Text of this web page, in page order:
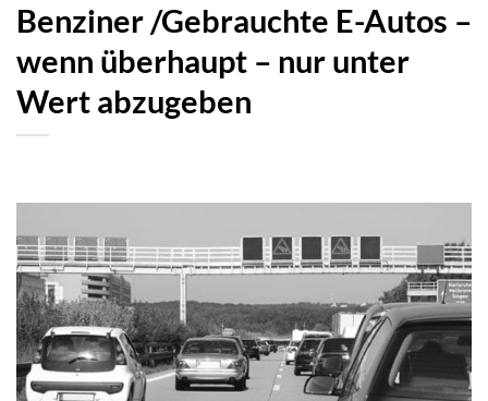
Benziner /Gebrauchte E-Autos –
wenn überhaupt – nur unter
Wert abzugeben